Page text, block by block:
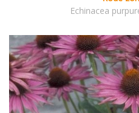
Echinacea